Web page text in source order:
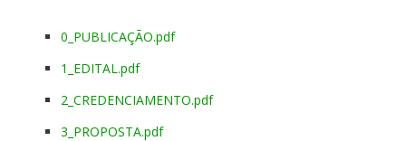
0_PUBLICAÇÃO.pdf
1_EDITAL.pdf
2_CREDENCIAMENTO.pdf
3_PROPOSTA.pdf